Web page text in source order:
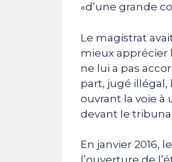
«d’une grande
Le magistrat
mieux apprécier
ne lui a pas
part, jugé illégal,
ouvrant la voie à
devant le
En janvier 2016,